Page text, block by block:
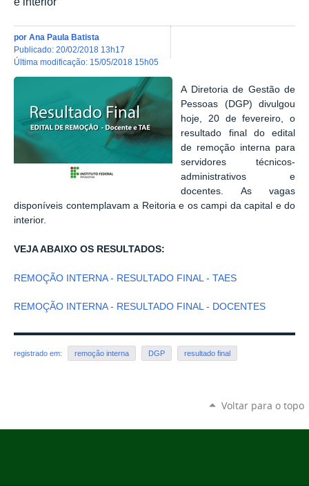
por Ana Paula Batista
publicado: 20/02/2018 13h17
última modificação: 15/05/2018 15h05
A Diretoria de Gestão de
Pessoas (DGP) divulgou
hoje, 20 de fevereiro, o
resultado final do edital
de remoção interna para
servidores técnicos-
administrativos e
docentes. As vagas
disponíveis contemplavam a Reitoria e os campi da capital e do
interior.
VEJA ABAIXO OS RESULTADOS:
REMOÇÃO INTERNA - RESULTADO FINAL - TAES
REMOÇÃO INTERNA - RESULTADO FINAL - DOCENTES
registrado em: remoção interna DGP resultado final
Voltar para o topo